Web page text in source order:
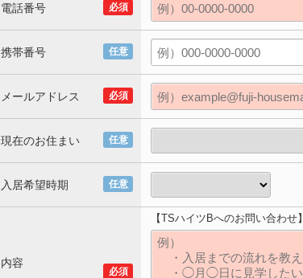
必須
電話番号
任意
携帯番号
必須
メールアドレス
任意
現在のお住まい
任意
入居希望時期
必須
内容
【TSハイツBへのお問い合わせ】